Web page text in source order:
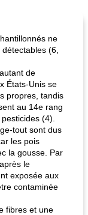
ne
(6,
de
États-Unis se
propres, tandis
au 14e rang
(4).
tout sont dus
les pois
la gousse. Par
le
exposée aux
contaminée
fibres et une